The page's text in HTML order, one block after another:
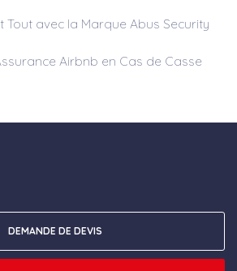
Tout avec la Marque Abus Security
Airbnb en Cas de Casse
DEMANDE DE DEVIS